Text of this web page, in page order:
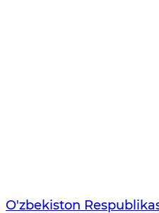
O'zbekiston